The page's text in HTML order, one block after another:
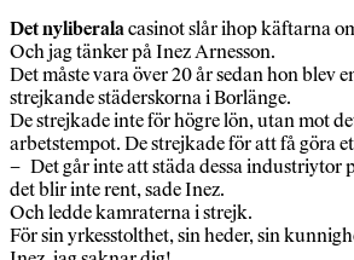
Det nyliberalacasinot slår ihop käftarna
Och jag tänker på Inez Arnesson.
Det måste vara över 20 år sedan hon blev
strejkande städerskorna i Borlänge.
De strejkade inte för högre lön, utan mot
arbetstempot. De strejkade för att få göra
– Det går inte att städa dessa industriytor
det blir inte rent, sade Inez.
Och ledde kamraterna i strejk.
För sin yrkesstolthet, sin heder, sin